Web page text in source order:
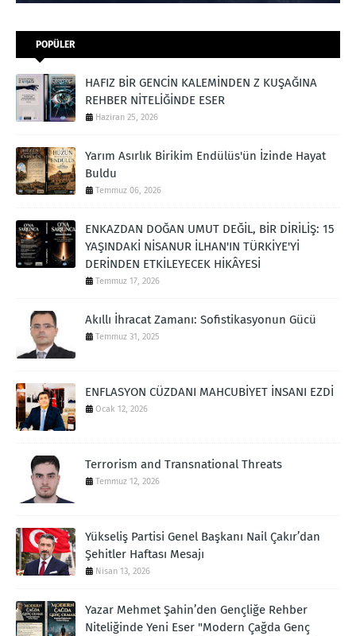
POPÜLER
HAFIZ BİR GENCİN KALEMİNDEN Z KUŞAĞINA
REHBER NİTELİĞİNDE ESER
Haziran 25, 2026
Yarım Asırlık Birikim Endülüs'ün İzinde Hayat
Buldu
Temmuz 06, 2026
ENKAZDAN DOĞAN UMUT DEĞİL, BİR DİRİLİŞ: 15
YAŞINDAKİ NİSANUR İLHAN'IN TÜRKİYE'Yİ
DERİNDEN ETKİLEYECEK HİKÂYESİ
Temmuz 17, 2026
Akıllı İhracat Zamanı: Sofistikasyonun Gücü
Temmuz 31, 2025
ENFLASYON CÜZDANI MAHCUBİYET İNSANI EZDİ
Ocak 12, 2026
Terrorism and Transnational Threats
Temmuz 12, 2026
Yükseliş Partisi Genel Başkanı Nail Çakır’dan
Şehitler Haftası Mesajı
Nisan 13, 2026
Yazar Mehmet Şahin’den Gençliğe Rehber
Niteliğinde Yeni Eser "Modern Çağda Genç